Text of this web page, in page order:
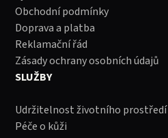
Obchodní podmínky
Doprava a platba
Reklamační řád
Zásady ochrany osobních údajů
SLUŽBY
Udržitelnost životního prostředí
Péče o kůži